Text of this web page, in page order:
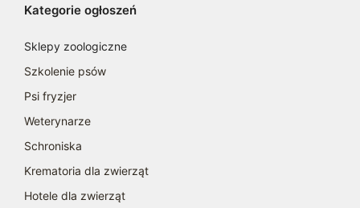
Kategorie ogłoszeń
Sklepy zoologiczne
Szkolenie psów
Psi fryzjer
Weterynarze
Schroniska
Krematoria dla zwierząt
Hotele dla zwierząt